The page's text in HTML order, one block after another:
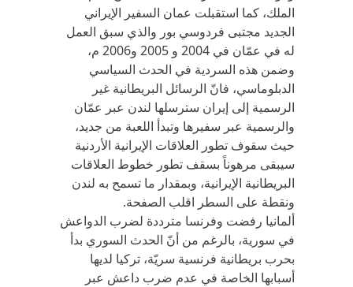
الملك، كما استقبلت عمان السفير الإيراني
الجديد مجتبى فردوسي بور والذي سبق العمل
له في عمّان في 2004 و 2005 و2006 م،
وضمن هذه السردية في الحدث السياسي
الدبلوماسي، فانّ الرسائل البريطانية غير
الرسمية إلى إيران سترسلها لندن عبر عمّان
والرسمية عبر سفيرها وتبدأ اللعبة من جديد،
حيث سقوف تطور العلاقات الإيرانية الأردنية
سيبقى مرهوناً بسقف تطور خطوط العلاقات
البريطانية الإيرانية، وبمقدار ما تسمح به لندن
ونقطة على السطر اقلب الصفحة.
ألمانيا رفضت وفرنسا مترددة لضرب الدواعش
في سورية، بالرغم من أنّ الحدث السوري بدأ
بحرب بريطانية فرنسية سريّة، تركيا لديها
أسبابها الخاصة في عدم ضرب داعش عبر